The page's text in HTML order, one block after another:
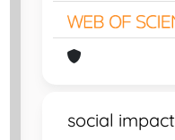
social impact